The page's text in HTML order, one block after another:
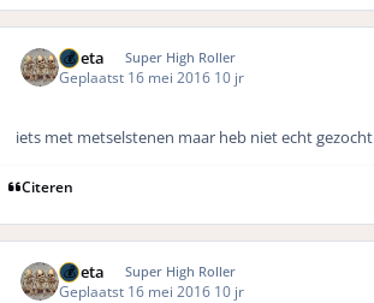
ruleta Super High Roller
Geplaatst 16 mei 2016 10 jr
iets met metselstenen maar heb niet echt gezocht
Citeren
ruleta Super High Roller
Geplaatst 16 mei 2016 10 jr